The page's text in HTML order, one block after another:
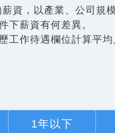
薪資，以產業、公司規
下薪資有何差異。
工作待遇欄位計算平
1年以下